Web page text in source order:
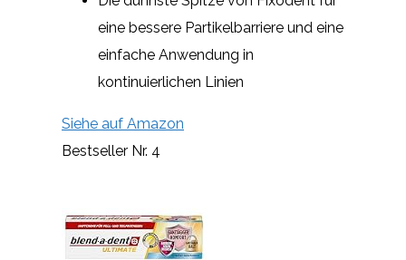
eine bessere Partikelbarriere und eine
einfache Anwendung in
kontinuierlichen Linien
Siehe auf Amazon
Bestseller Nr. 4